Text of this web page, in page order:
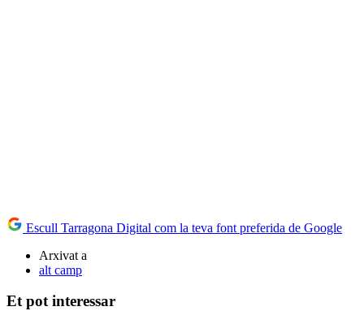
Escull Tarragona Digital com la teva font preferida de Google
Arxivat a
alt camp
Et pot interessar